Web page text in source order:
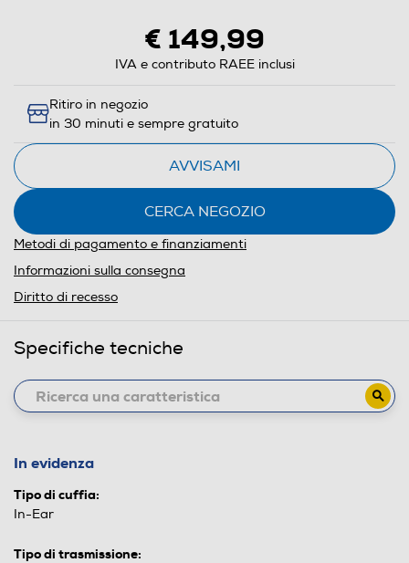
€ 149,99
IVA e contributo RAEE inclusi
Ritiro in negozio
in 30 minuti e sempre gratuito
AVVISAMI
CERCA NEGOZIO
Metodi di pagamento e finanziamenti
Informazioni sulla consegna
Diritto di recesso
Specifiche tecniche
In evidenza
Tipo di cuffia:
In-Ear
Tipo di trasmissione: